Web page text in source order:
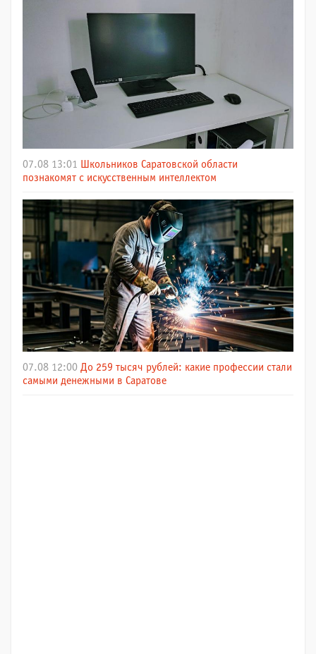
07.08 13:01
Школьников Саратовской области
познакомят с искусственным интеллектом
07.08 12:00 До 259 тысяч рублей: какие профессии стали
самыми денежными в Саратове